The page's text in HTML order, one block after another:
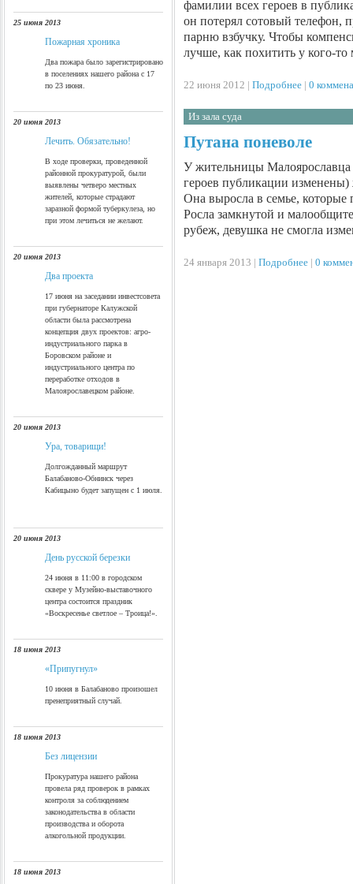
25 июня 2013
Пожарная хроника
Два пожара было зарегистрировано
в поселениях нашего района с 17
по 23 июня.
20 июня 2013
Лечить. Обязательно!
В ходе проверки, проведенной
районной прокуратурой, были
выявлены четверо местных
жителей, которые страдают
заразной формой туберкулеза, но
при этом лечиться не желают.
20 июня 2013
Два проекта
17 июня на заседании инвестсовета
при губернаторе Калужской
области была рассмотрена
концепция двух проектов: агро-
индустриального парка в
Боровском районе и
индустриального центра по
переработке отходов в
Малоярославецком районе.
20 июня 2013
Ура, товарищи!
Долгожданный маршрут
Балабаново-Обнинск через
Кабицыно будет запущен с 1 июля.
20 июня 2013
День русской березки
24 июня в 11:00 в городском
сквере у Музейно-выставочного
центра состоится праздник
«Воскресенье светлое – Троица!».
18 июня 2013
«Припугнул»
10 июня в Балабаново произошел
пренеприятный случай.
18 июня 2013
Без лицензии
Прокуратура нашего района
провела ряд проверок в рамках
контроля за соблюдением
законодательства в области
производства и оборота
алкогольной продукции.
18 июня 2013
фамилии всех героев в
он потерял сотовый телефон,
парню взбучку. Чтобы
лучше, как похитить у кого-
22 июня 2012 | Подробнее | 0
Из зала суда
Путана поневоле
У жительницы
героев публикации
Она выросла в семье,
Росла замкнутой и
рубеж, девушка не смогла
24 января 2013 | Подробнее | 0